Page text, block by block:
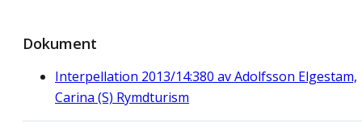
Dokument
Interpellation 2013/14:380 av Adolfsson Elgestam,
Carina (S) Rymdturism